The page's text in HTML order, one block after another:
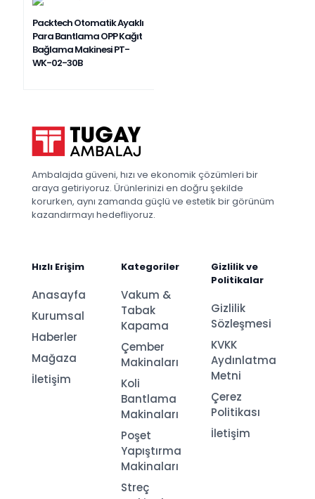
Packtech Otomatik Ayaklı
Para Bantlama OPP Kağıt
Bağlama Makinesi PT-
WK-02-30B
Ambalajda güveni, hızı ve ekonomik çözümleri bir
araya getiriyoruz. Ürünlerinizi en doğru şekilde
korurken, aynı zamanda güçlü ve estetik bir görünüm
kazandırmayı hedefliyoruz.
Hızlı Erişim
Anasayfa
Kurumsal
Haberler
Mağaza
İletişim
Kategoriler
Vakum &
Tabak
Kapama
Çember
Makinaları
Koli
Bantlama
Makinaları
Poşet
Yapıştırma
Makinaları
Streç
Gizlilik ve
Politikalar
Gizlilik
Sözleşmesi
KVKK
Aydınlatma
Metni
Çerez
Politikası
İletişim